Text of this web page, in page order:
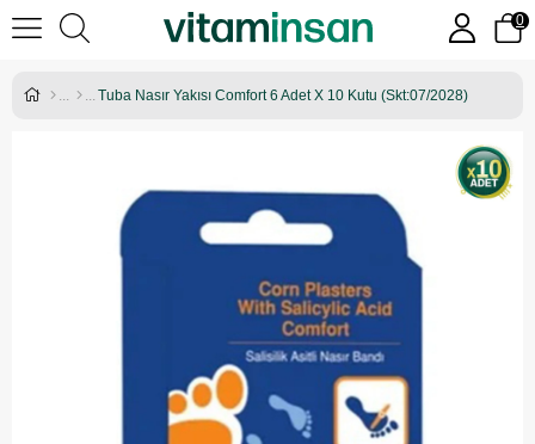
0
Tuba Nasır Yakısı Comfort 6 Adet X 10 Kutu (Skt:07/2028)